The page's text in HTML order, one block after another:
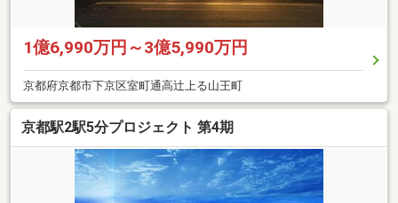
1億6,990万円～3億5,990万円
京都府京都市下京区室町通高辻上る山王町
京都駅2駅5分プロジェクト 第4期